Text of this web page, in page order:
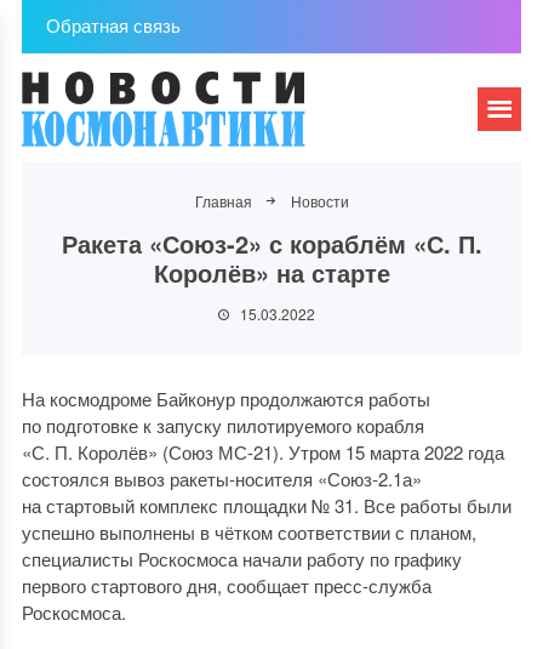
Обратная связь
Главная Новости
Ракета «Союз-2» с кораблём «С. П.
Королёв» на старте
15.03.2022
На космодроме Байконур продолжаются работы
по подготовке к запуску пилотируемого корабля
«С. П. Королёв» (Союз МС-21). Утром 15 марта 2022 года
состоялся вывоз ракеты-носителя «Союз-2.1а»
на стартовый комплекс площадки № 31. Все работы были
успешно выполнены в чётком соответствии с планом,
специалисты Роскосмоса начали работу по графику
первого стартового дня, сообщает пресс-служба
Роскосмоса.